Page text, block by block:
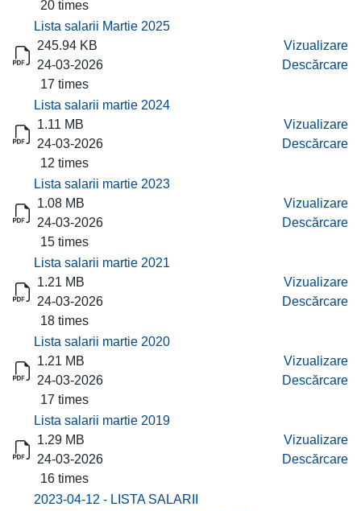
20 times
Lista salarii Martie 2025
245.94 KB
24-03-2026
17 times
Vizualizare
Descărcare
Lista salarii martie 2024
1.11 MB
24-03-2026
12 times
Vizualizare
Descărcare
Lista salarii martie 2023
1.08 MB
24-03-2026
15 times
Vizualizare
Descărcare
Lista salarii martie 2021
1.21 MB
24-03-2026
18 times
Vizualizare
Descărcare
Lista salarii martie 2020
1.21 MB
24-03-2026
17 times
Vizualizare
Descărcare
Lista salarii martie 2019
1.29 MB
24-03-2026
16 times
Vizualizare
Descărcare
2023-04-12 - LISTA SALARII